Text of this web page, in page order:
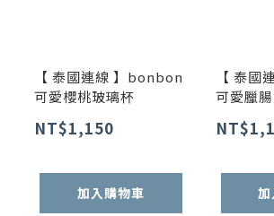
【 泰國連線 】bonbon
可愛櫻桃玻璃杯
NT$1,150
加入購物車
【 泰
可愛臘